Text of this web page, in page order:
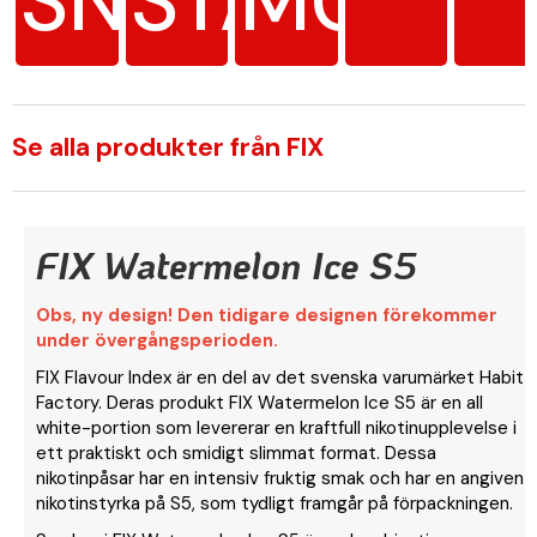
Se alla produkter från FIX
FIX Watermelon Ice S5
Obs, ny design! Den tidigare designen förekommer
under övergångsperioden.
FIX Flavour Index är en del av det svenska varumärket Habit
Factory. Deras produkt FIX Watermelon Ice S5 är en all
white-portion som levererar en kraftfull nikotinupplevelse i
ett praktiskt och smidigt slimmat format. Dessa
nikotinpåsar har en intensiv fruktig smak och har en angiven
nikotinstyrka på S5, som tydligt framgår på förpackningen.